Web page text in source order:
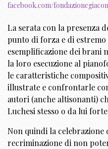
facebook.com/
La serata con la presenza
punto di forza e di
esemplificazione dei brani
la loro esecuzione al
le caratteristiche
illustrate e confrontarle
autori (anche altisonanti)
Luchesi stesso o da lui
Non quindi la celebrazione
recriminazione di non